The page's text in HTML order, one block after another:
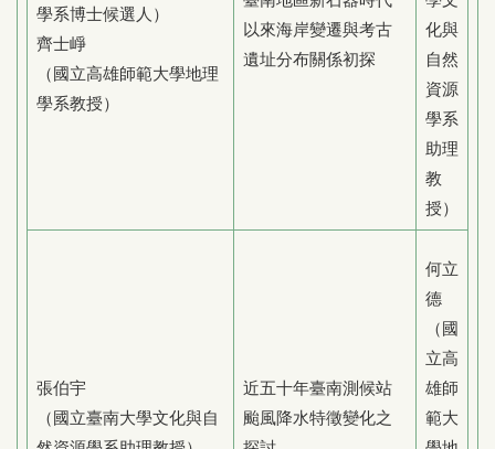
學系博士候選人）
齊士崢
（國立高雄師範大學地理
學系教授）
以來海岸變遷與考古
遺址分布關係初探
化與
自然
資源
學系
助理
教
授）
張伯宇
（國立臺南大學文化與自
近五十年臺南測候站
颱風降水特徵變化之
何立
德
（國
立高
雄師
範大